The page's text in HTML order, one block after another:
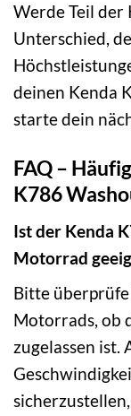
Werde Teil der
Unterschied,
deinen Kenda
starte dein
FAQ –
K786
Ist der Kenda
Motorrad
Bitte
Motorrads, ob
zugelassen ist.